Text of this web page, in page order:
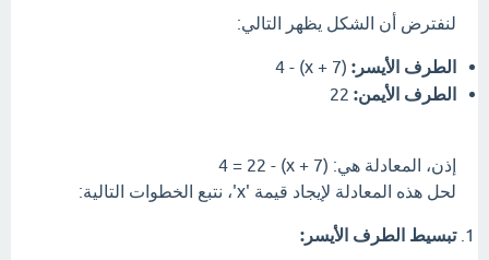
لنفترض أن الشكل يظهر التالي:
الطرف الأيسر: (x + 7) - 4
الطرف الأيمن:
إذن، المعادلة هي: (x + 7) - 4 = 22
لحل هذه المعادلة لإيجاد قيمة 'x'، نتبع الخطوات التالية:
تبسيط الطرف الأيسر: